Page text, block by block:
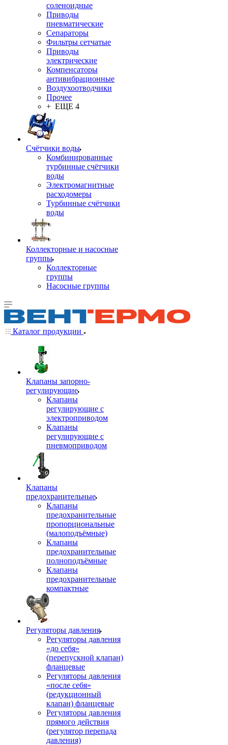
соленоидные
Приводы
пневматические
Сепараторы
Фильтры сетчатые
Приводы
электрические
Компенсаторы
антивибрационные
Воздухоотводчики
Прочее
+ ЕЩЕ 4
Счётчики воды
Комбинированные
турбинные счётчики
воды
Электромагнитные
расходомеры
Турбинные счётчики
воды
Коллекторные и насосные
группы
Коллекторные
группы
Насосные группы
Каталог продукции
Клапаны запорно-
регулирующие
Клапаны
регулирующие с
электроприводом
Клапаны
регулирующие с
пневмоприводом
Клапаны
предохранительные
Клапаны
предохранительные
пропорциональные
(малоподъёмные)
Клапаны
предохранительные
полноподъёмные
Клапаны
предохранительные
компактные
Регуляторы давления
Регуляторы давления
«до себя»
(перепускной клапан)
фланцевые
Регуляторы давления
«после себя»
(редукционный
клапан) фланцевые
Регуляторы давления
прямого действия
(регулятор перепада
давления)